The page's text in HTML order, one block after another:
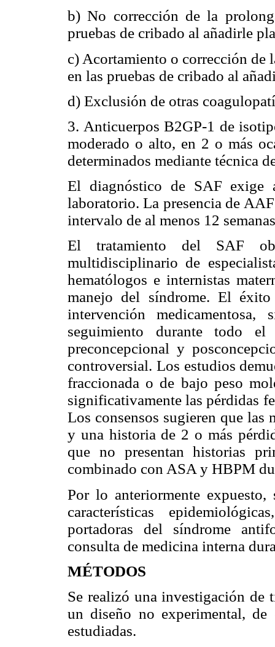
b) No corrección de la
pruebas de cribado al añadirle
c) Acortamiento o corrección de
en las pruebas de cribado al
d) Exclusión de otras
3. Anticuerpos B2GP-1 de
moderado o alto, en 2 o más
determinados mediante técnica
El diagnóstico de SAF
laboratorio. La presencia de
intervalo de al menos 12
El tratamiento del SAF
multidisciplinario de
hematólogos e internistas
manejo del síndrome. El
intervención
seguimiento durante todo
preconcepcional y
controversial. Los estudios
fraccionada o de bajo peso
significativamente las pérdidas
Los consensos sugieren que
y una historia de 2 o más
que no presentan historias
combinado con ASA y HBPM
Por lo anteriormente
características
portadoras del síndrome
consulta de medicina interna
MÉTODOS
Se realizó una investigación
un diseño no experimental,
estudiadas.